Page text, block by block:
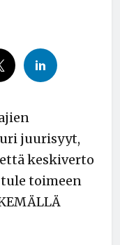
juurisyyt,
keskiverto
toimeen